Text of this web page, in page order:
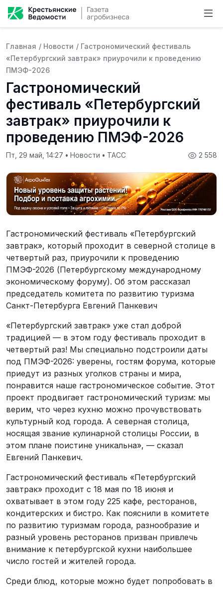
Главная / Новости / Гастрономический фестиваль
«Петербургский завтрак» приурочили к проведению
ПМЭФ-2026
Гастрономический
фестиваль «Петербургский
завтрак» приурочили к
проведению ПМЭФ-2026
2 558
Пт, 29 май, 14:27 • Новости • ТАСС
Гастрономический фестиваль «Петербургский
завтрак», который проходит в северной столице в
четвертый раз, приурочили к проведению
ПМЭФ-2026 (Петербургскому международному
экономическому форуму). Об этом рассказал
председатель комитета по развитию туризма
Санкт-Петербурга Евгений Панкевич
«Петербургский завтрак» уже стал доброй
традицией — в этом году фестиваль проходит в
четвертый раз! Мы специально подстроили даты
под ПМЭФ-2026: уверены, гостям форума, которые
приедут из разных уголков страны и мира,
понравится наше гастрономическое событие. Этот
проект продвигает гастрономический туризм: мы
верим, что через кухню можно прочувствовать
культурный код города. А северная столица,
носящая звание кулинарной столицы России, в
этом плане поистине уникальна», — сказал
Евгений Панкевич.
Гастрономический фестиваль «Петербургский
завтрак» проходит с 18 мая по 18 июня и
охватывает в этом году 225 кафе, ресторанов,
кондитерских и бистро. Как пояснили в комитете
по развитию туризмам города, разнообразие и
разный уровень ресторанов призван привлечь
внимание к петербургской кухни наибольшее
число гостей и жителей города.
Среди блюд, которые можно будет попробовать в